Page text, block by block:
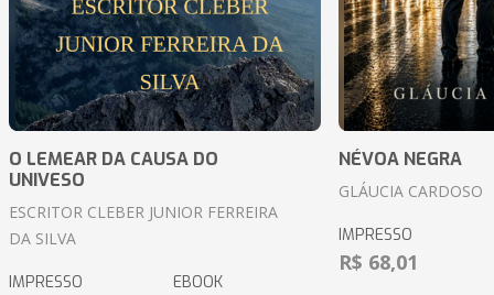
O LEMEAR DA CAUSA DO
UNIVESO
ESCRITOR CLEBER JUNIOR FERREIRA
DA SILVA
IMPRESSO EBOOK
NÉVOA NEGRA
GLÁUCIA CARDOSO
IMPRESSO
R$ 68,01